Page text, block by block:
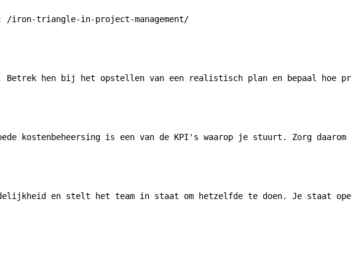
/iron-triangle-in-project-management/
hen bij het opstellen van een realistisch plan en bepaal
kostenbeheersing is een van de KPI's waarop je stuurt. Zorg
en stelt het team in staat om hetzelfde te doen. Je staat